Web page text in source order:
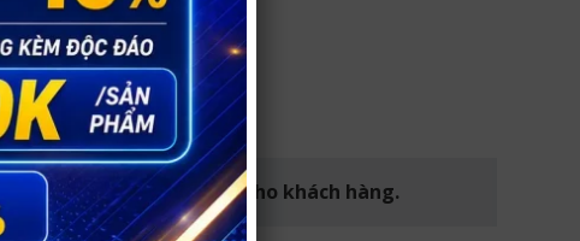
mua hàng an toàn cho khách hàng.